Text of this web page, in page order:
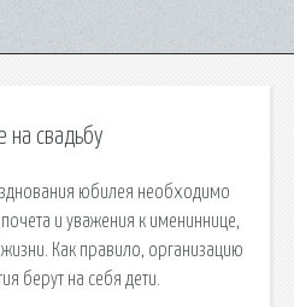
на свадьбу
юбилея необходимо
и уважения к имениннице,
Как правило, организацию
берут на себя дети.